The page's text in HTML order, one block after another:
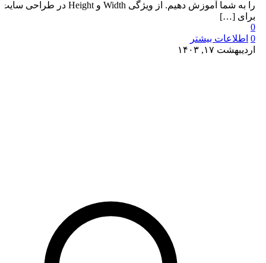
را به شما آموزش دهیم. از ویژگی Width و Height در طراحی سایت
برای […]
0
0 اطلاعات بیشتر
اردیبهشت ۱۷, ۱۴۰۳